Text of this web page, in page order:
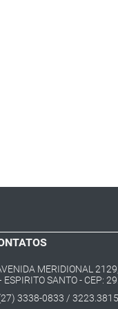
MERIDIONAL
ESPIRITO SANTO - CEP:
3338-0833 / 3223.3815